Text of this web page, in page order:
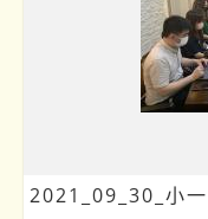
2021_09_30_小